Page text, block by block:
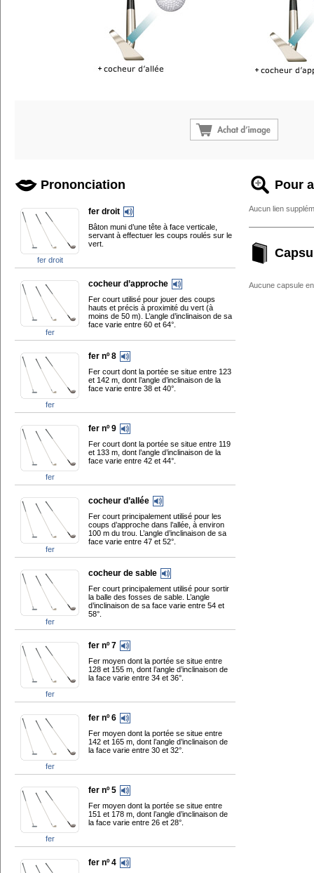
Prononciation
fer droit
fer droit
Bâton muni d’une tête à face verticale,
servant à effectuer les coups roulés sur le
vert.
fer
cocheur d’approche
Fer court utilisé pour jouer des coups
hauts et précis à proximité du vert (à
moins de 50 m). L’angle d’inclinaison de sa
face varie entre 60 et 64°.
fer
fer nº 8
Fer court dont la portée se situe entre 123
et 142 m, dont l’angle d’inclinaison de la
face varie entre 38 et 40°.
fer
fer nº 9
Fer court dont la portée se situe entre 119
et 133 m, dont l’angle d’inclinaison de la
face varie entre 42 et 44°.
fer
cocheur d’allée
Fer court principalement utilisé pour les
coups d’approche dans l’allée, à environ
100 m du trou. L’angle d’inclinaison de sa
face varie entre 47 et 52°.
fer
cocheur de sable
Fer court principalement utilisé pour sortir
la balle des fosses de sable. L’angle
d’inclinaison de sa face varie entre 54 et
58°.
fer
fer nº 7
Fer moyen dont la portée se situe entre
128 et 155 m, dont l’angle d’inclinaison de
la face varie entre 34 et 36°.
fer
fer nº 6
Fer moyen dont la portée se situe entre
142 et 165 m, dont l’angle d’inclinaison de
la face varie entre 30 et 32°.
fer
fer nº 5
Fer moyen dont la portée se situe entre
151 et 178 m, dont l’angle d’inclinaison de
la face varie entre 26 et 28°.
fer nº 4
Pour
Aucun lien
Aucune capsule